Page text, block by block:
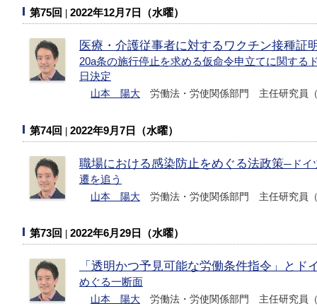
第75回 2022年12月7日（水曜）
医療・介護従事者に対するワクチン接種証
20a条の施行停止を求める仮命令申立てに関する
日決定
山本 陽大 労働法・労使関係部門 主任研究員
第74回 2022年9月7日（水曜）
職場における感染防止をめぐる法政策─ドイ
遷を追う
山本 陽大 労働法・労使関係部門 主任研究員
第73回 2022年6月29日（水曜）
「透明かつ予見可能な労働条件指令」とド
めぐる一断面
山本 陽大 労働法・労使関係部門 主任研究員